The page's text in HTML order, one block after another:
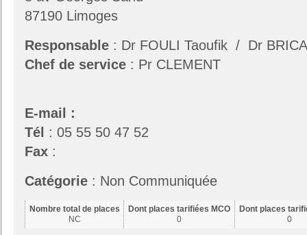
87190 Limoges
Responsable : Dr FOULI Taoufik / Dr
Chef de service : Pr CLEMENT
E-mail :
Tél : 05 55 50 47 52
Fax :
Catégorie : Non Communiquée
Nombre total de places
NC
Dont places tarifiées MCO
0
Dont places
0